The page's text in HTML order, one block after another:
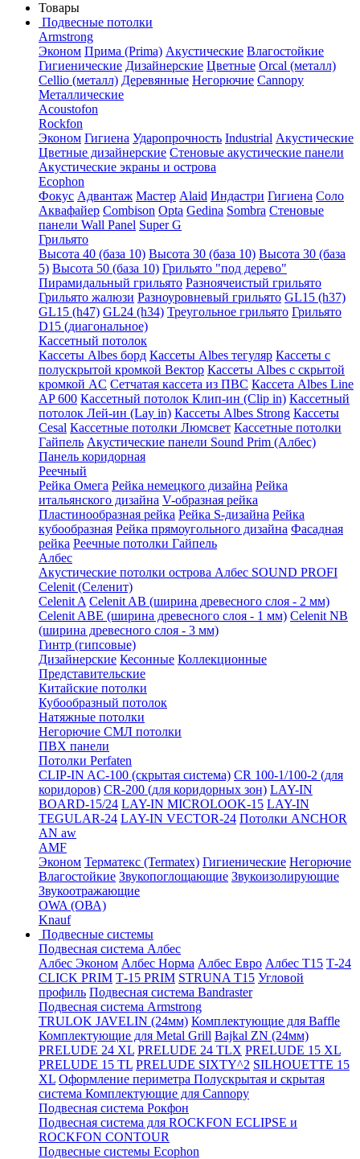
Товары
Подвесные потолки
Armstrong
Эконом Прима (Prima) Акустические Влагостойкие
Гигиенические Дизайнерские Цветные Orcal (металл)
Cellio (металл) Деревянные Негорючие Cannopy
Металлические
Acoustofon
Rockfon
Эконом Гигиена Ударопрочность Industrial Акустические
Цветные дизайнерские Стеновые акустические панели
Акустические экраны и острова
Ecophon
Фокус Адвантаж Мастер Alaid Индастри Гигиена Соло
Аквафайер Combison Opta Gedina Sombra Стеновые
панели Wall Panel Super G
Грильято
Высота 40 (база 10) Высота 30 (база 10) Высота 30 (база
5) Высота 50 (база 10) Грильято "под дерево"
Пирамидальный грильято Разноячеистый грильято
Грильято жалюзи Разноуровневый грильято GL15 (h37)
GL15 (h47) GL24 (h34) Треугольное грильято Грильято
D15 (диагональное)
Кассетный потолок
Кассеты Albes борд Кассеты Albes тегуляр Кассеты с
полускрытой кромкой Вектор Кассеты Albes с скрытой
кромкой AC Сетчатая кассета из ПВС Кассета Albes Line
AP 600 Кассетный потолок Клип-ин (Clip in) Кассетный
потолок Лей-ин (Lay in) Кассеты Albes Strong Кассеты
Cesal Кассетные потолки Люмсвет Кассетные потолки
Гайпель Акустические панели Sound Prim (Албес)
Панель коридорная
Реечный
Рейка Омега Рейка немецкого дизайна Рейка
итальянского дизайна V-образная рейка
Пластинообразная рейка Рейка S-дизайна Рейка
кубообразная Рейка прямоугольного дизайна Фасадная
рейка Реечные потолки Гайпель
Албес
Акустические потолки острова Албес SOUND PROFI
Celenit (Селенит)
Celenit A Celenit AB (ширина древесного слоя - 2 мм)
Celenit ABE (ширина древесного слоя - 1 мм) Celenit NB
(ширина древесного слоя - 3 мм)
Гинтр (гипсовые)
Дизайнерские Кесонные Коллекционные
Представительские
Китайские потолки
Кубообразный потолок
Натяжные потолки
Негорючие СМЛ потолки
ПВХ панели
Потолки Perfaten
CLIP-IN AC-100 (скрытая система) CR 100-1/100-2 (для
коридоров) CR-200 (для коридорных зон) LAY-IN
BOARD-15/24 LAY-IN MICROLOOK-15 LAY-IN
TEGULAR-24 LAY-IN VECTOR-24 Потолки ANCHOR
AN aw
AMF
Эконом Терматекс (Termatex) Гигиенические Негорючие
Влагостойкие Звукопоглощающие Звукоизолирующие
Звукоотражающие
OWA (ОВА)
Knauf
Подвесные системы
Подвесная система Албес
Албес Эконом Албес Норма Албес Евро Албес T15 Т-24
CLICK PRIM Т-15 PRIM STRUNA Т15 Угловой
профиль Подвесная система Bandraster
Подвесная система Armstrong
TRULOK JAVELIN (24мм) Комплектующие для Baffle
Комплектующие для Metal Grill Bajkal ZN (24мм)
PRELUDE 24 XL PRELUDE 24 TLX PRELUDE 15 XL
PRELUDE 15 TL PRELUDE SIXTY^2 SILHOUETTE 15
XL Оформление периметра Полускрытая и скрытая
система Комплектующие для Cannopy
Подвесная система Рокфон
Подвесная система для ROCKFON ECLIPSE и
ROCKFON CONTOUR
Подвесные системы Ecophon